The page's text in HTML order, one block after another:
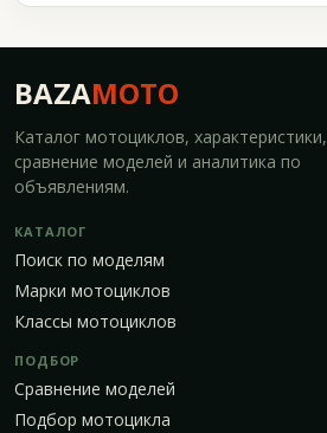
BAZAMOTO
Каталог мотоциклов, характеристики,
сравнение моделей и аналитика по
объявлениям.
КАТАЛОГ
Поиск по моделям
Марки мотоциклов
Классы мотоциклов
ПОДБОР
Сравнение моделей
Подбор мотоцикла